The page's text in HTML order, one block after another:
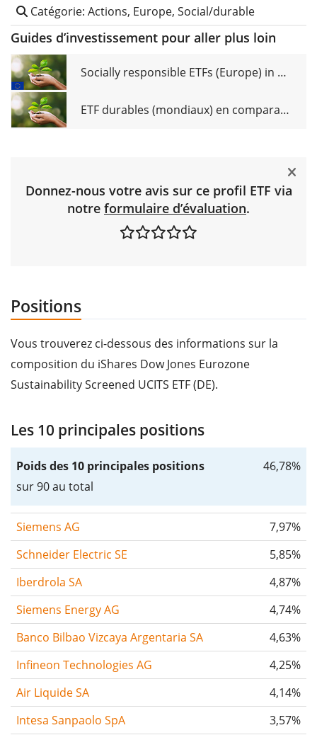
Catégorie: Actions, Europe, Social/durable
Guides d’investissement pour aller plus loin
Socially responsible ETFs (Europe) in comparison
ETF durables (mondiaux) en comparaison
Donnez-nous votre avis sur ce profil ETF via
notre formulaire d’évaluation.
Positions
Vous trouverez ci-dessous des informations sur la
composition du iShares Dow Jones Eurozone
Sustainability Screened UCITS ETF (DE).
Les 10 principales positions
Poids des 10 principales positions
sur 90 au total
46,78%
Siemens AG
7,97%
Schneider Electric SE
5,85%
Iberdrola SA
4,87%
Siemens Energy AG
4,74%
Banco Bilbao Vizcaya Argentaria SA
4,63%
Infineon Technologies AG
4,25%
Air Liquide SA
4,14%
Intesa Sanpaolo SpA
3,57%